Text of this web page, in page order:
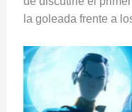
la goleada frente a